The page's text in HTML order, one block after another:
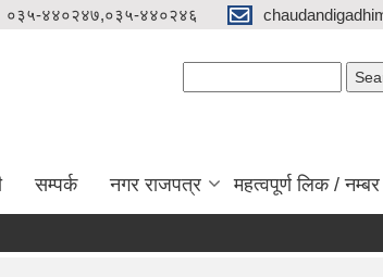
०३५-४४०२४७,०३५-४४०२४६
सम्पर्क नगर राजपत्र महत्वपूर्ण लिक / नम्बर